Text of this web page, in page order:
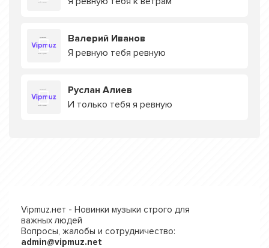
Валерий Иванов
Я ревную тебя ревную
Руслан Алиев
И только тебя я ревную
Vipmuz.нет - Новинки музыки строго для
важных людей
Вопросы, жалобы и сотрудничество:
admin@vipmuz.net